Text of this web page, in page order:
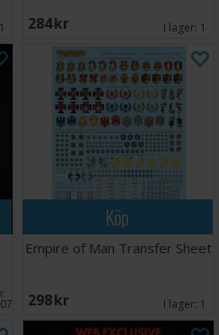
1 284 SEK I lager: 1
Köp
Empire of Man Transfer Sheet
298 SEK I lager: 1